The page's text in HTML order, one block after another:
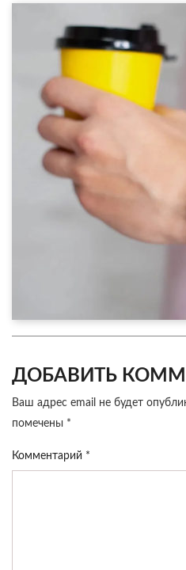
ДОБАВИТЬ
Ваш адрес email не будет
помечены *
Комментарий *